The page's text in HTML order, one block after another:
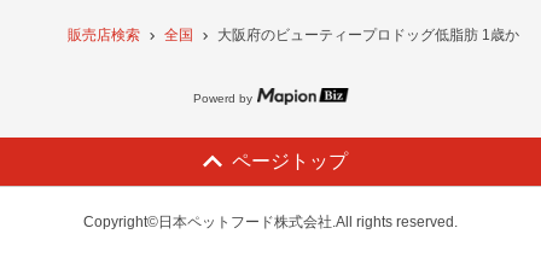
販売店検索 全国 大阪府のビューティープロドッグ低脂肪 1歳から
Powerd by
ページトップ
Copyright©日本ペットフード株式会社.All rights reserved.